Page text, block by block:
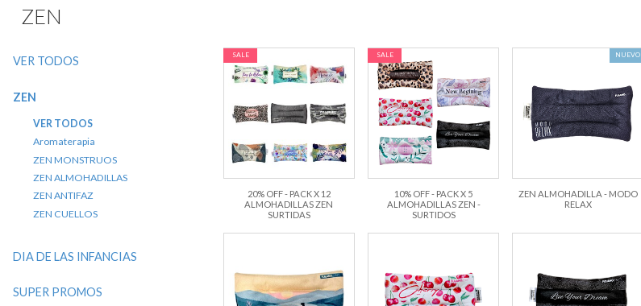
ZEN
VER TODOS
ZEN
VER TODOS
Aromaterapia
ZEN MONSTRUOS
ZEN ALMOHADILLAS
ZEN ANTIFAZ
ZEN CUELLOS
DIA DE LAS INFANCIAS
SUPER PROMOS
SALE
20% OFF - PACK X 12
ALMOHADILLAS ZEN
SURTIDAS
SALE
10% OFF - PACK X 5
ALMOHADILLAS ZEN -
SURTIDOS
NUEVO
ZEN ALMOHADILLA - MODO
RELAX